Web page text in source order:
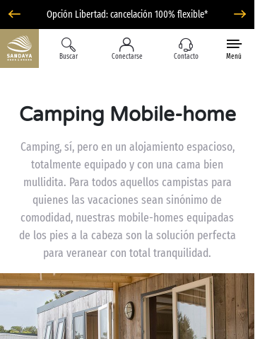
Opción Libertad: cancelación 100% flexible*
Buscar Conectarse Contacto Menú
Camping Mobile-home
Camping, sí, pero en un alojamiento espacioso,
totalmente equipado y con una cama bien
mullidita. Para todos aquellos campistas para
quienes las vacaciones sean sinónimo de
comodidad, nuestras mobile-homes equipadas
de los pies a la cabeza son la solución perfecta
para veranear con total tranquilidad.